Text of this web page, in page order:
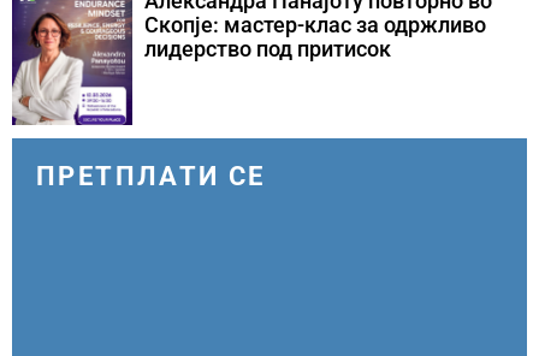
Скопје: мастер-клас за одржливо
лидерство под притисок
ПРЕТПЛАТИ СЕ